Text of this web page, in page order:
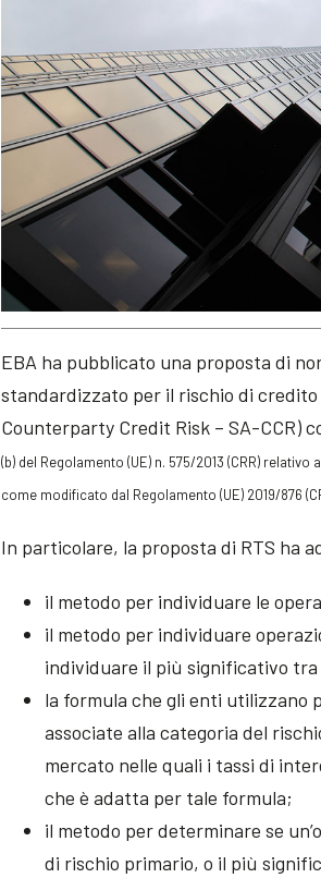
EBA ha pubblicato una proposta di
standardizzato per il rischio di
Counterparty Credit Risk – SA-CCR)
(b) del Regolamento (UE) n. 575/2013 (CRR)
come modificato dal Regolamento (UE) 2019/876
In particolare, la proposta di RTS ha
il metodo per individuare le
il metodo per individuare
individuare il più significativo
la formula che gli enti utilizzano
associate alla categoria del
mercato nelle quali i tassi di
che è adatta per tale formula;
il metodo per determinare se
di rischio primario, o il più